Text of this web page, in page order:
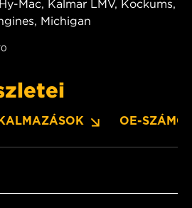
Mac, Kalmar LMV, Kockums,
Michigan
OE-